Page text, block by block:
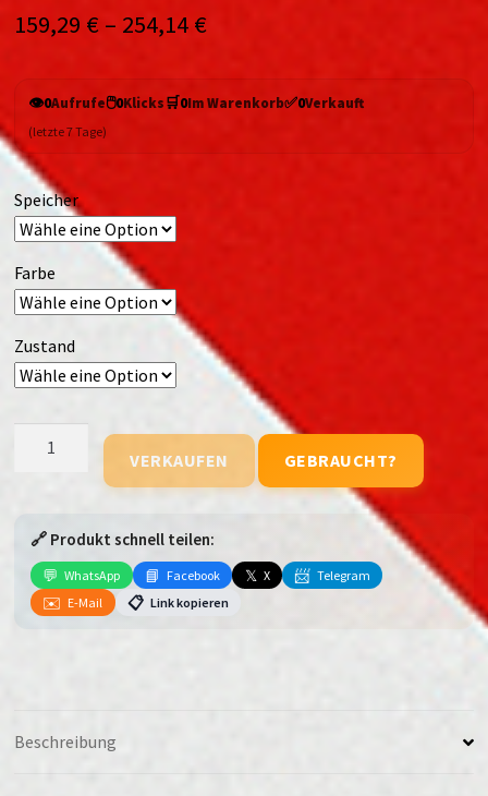
159,29 € – 254,14 €
👁️0Aufrufe🖱️0Klicks🛒0Im Warenkorb✅0Verkauft
(letzte 7 Tage)
Speicher
Farbe
Zustand
VERKAUFEN GEBRAUCHT?
🔗 Produkt schnell teilen:
💬 WhatsApp 📘 Facebook 𝕏 X 📨 Telegram
✉️ E-Mail 📋 Link kopieren
Beschreibung